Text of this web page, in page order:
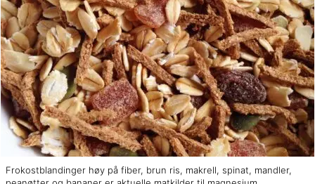
Frokostblandinger høy på fiber, brun ris, makrell, spinat, mandler,